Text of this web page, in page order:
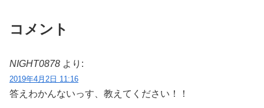
コメント
NIGHT0878 より:
2019年4月2日 11:16
答えわかんないっす、教えてください！！